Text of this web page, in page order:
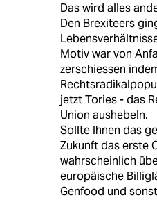
Das wird alles
Den Brexiteers
Motiv war von
zerschiessen
jetzt Tories - das
Union aushebeln.
Sollte Ihnen das
Zukunft das erste
wahrscheinlich
europäische
Genfood und